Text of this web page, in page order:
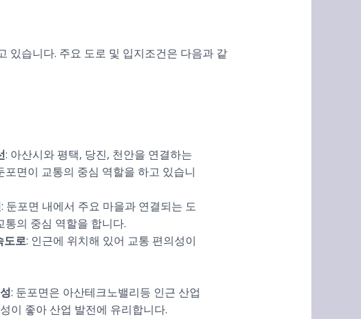
있습니다. 주요 도로 및 입지조건은 다음과 같
: 아산시와 평택, 당진, 천안을 연결하는
포면이 교통의 중심 역할을 하고 있습니
: 둔포면 내에서 주요 마을과 연결되는 도
통의 중심 역할을 합니다.
도로: 인근에 위치해 있어 교통 편의성이
: 둔포면은 아산테크노밸리등 인근 산업
이 좋아 산업 발전에 유리합니다.